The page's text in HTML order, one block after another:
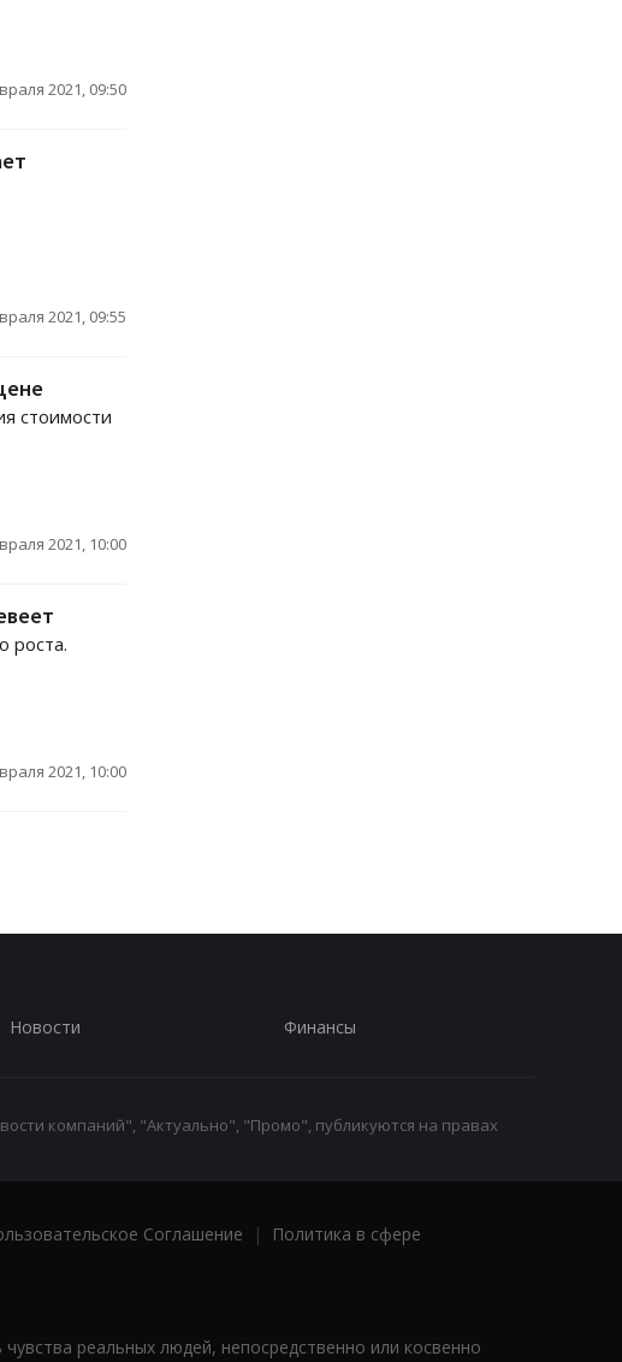
2021, 09:50
2021, 09:55
стоимости
2021, 10:00
роста.
2021, 10:00
Новости Финансы
компаний", "Актуально", "Промо", публикуются на правах
Соглашение |
Политика в сфере
реальных людей, непосредственно или косвенно